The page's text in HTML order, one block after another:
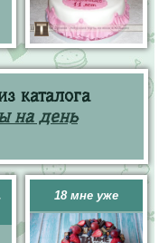
каталога
на день
18 мне уже